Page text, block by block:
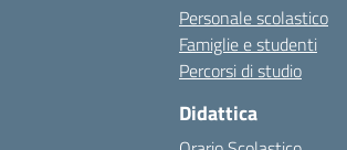
Personale scolastico
Famiglie e studenti
Percorsi di studio
Didattica